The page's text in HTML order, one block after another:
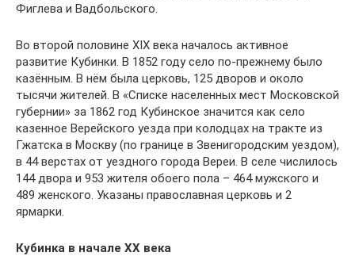
Фиглева и Вадбольского.
Во второй половине XIX века началось активное
развитие Кубинки. В 1852 году село по-прежнему было
казённым. В нём была церковь, 125 дворов и около
тысячи жителей. В «Списке населенных мест Московской
губернии» за 1862 год Кубинское значится как село
казенное Верейского уезда при колодцах на тракте из
Гжатска в Москву (по границе в Звенигородским уездом),
в 44 верстах от уездного города Вереи. В селе числилось
144 двора и 953 жителя обоего пола – 464 мужского и
489 женского. Указаны православная церковь и 2
ярмарки.
Кубинка в начале XX века